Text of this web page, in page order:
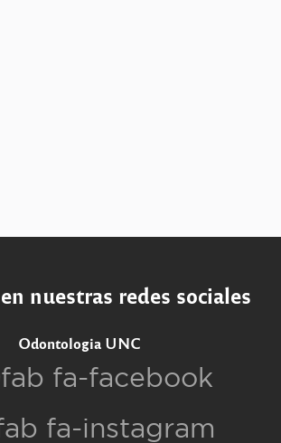
nuestras redes sociales
Odontologia UNC
fab fa-facebook
fa-instagram